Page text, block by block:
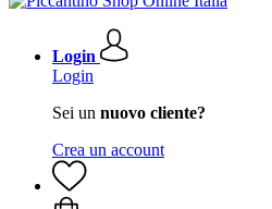
Login
Login
Sei un nuovo cliente?
Crea un account